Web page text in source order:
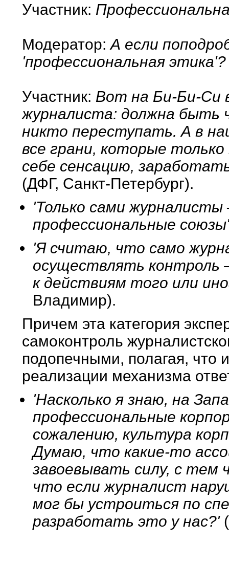
Участник:
Модератор: А если
'профессиональная этика'?
Участник: Вот на Би-Би-Си
журналиста: должна быть
никто переступать. А в
все грани, которые
себе сенсацию,
(ДФГ, Санкт-Петербург).
'Только сами
профессиональные
'Я считаю, что само
осуществлять
к действиям того или
Владимир).
Причем эта категория
самоконтроль
подопечными, полагая, что
реализации механизма
'Насколько я знаю, на
профессиональные
сожалению, культура
Думаю, что какие-то
завоевывать силу, с
что если журналист
мог бы устроиться по
разработать это у нас?'